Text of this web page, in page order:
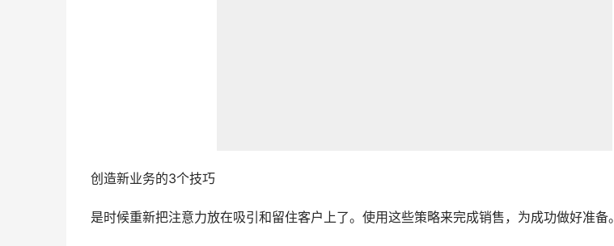
创造新业务的3个技巧
是时候重新把注意力放在吸引和留住客户上了。使用这些策略来完成销售，为成功做好准备。